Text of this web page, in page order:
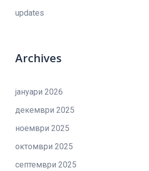
updates
Archives
јануари 2026
декември 2025
ноември 2025
октомври 2025
септември 2025